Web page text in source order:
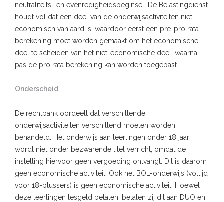
neutraliteits- en evenredigheidsbeginsel. De Belastingdienst
houdt vol dat een deel van de onderwijsactiviteiten niet-
economisch van aard is, waardoor eerst een pre-pro rata
berekening moet worden gemaakt om het economische
deel te scheiden van het niet-economische deel, waarna
pas de pro rata berekening kan worden toegepast.
Onderscheid
De rechtbank oordeelt dat verschillende
onderwijsactiviteiten verschillend moeten worden
behandeld. Het onderwijs aan leerlingen onder 18 jaar
wordt niet onder bezwarende titel verricht, omdat de
instelling hiervoor geen vergoeding ontvangt. Dit is daarom
geen economische activiteit. Ook het BOL-onderwijs (voltijd
voor 18-plussers) is geen economische activiteit. Hoewel
deze leerlingen lesgeld betalen, betalen zij dit aan DUO en